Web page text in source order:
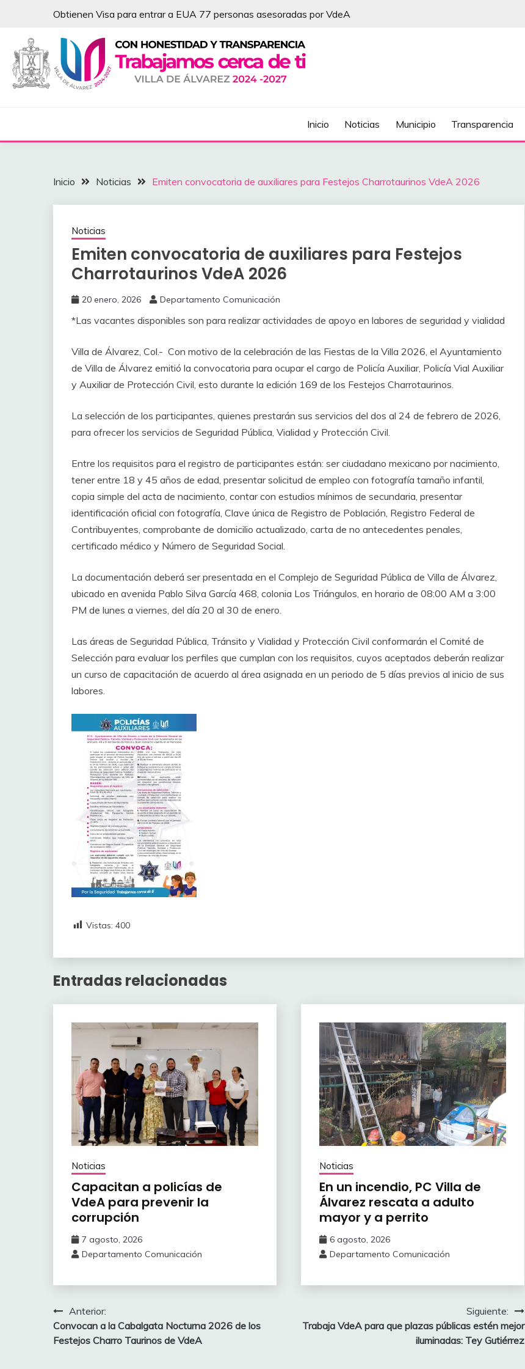
contenido
Obtienen Visa para entrar a EUA 77 personas asesoradas por VdeA
NOTICIAS – VILLA DEL ÁLVAREZ
Inicio Noticias Municipio Transparencia
Inicio Noticias Emiten convocatoria de auxiliares para Festejos Charrotaurinos VdeA 2026
Noticias
Emiten convocatoria de auxiliares para Festejos
Charrotaurinos VdeA 2026
20 enero, 2026 Departamento Comunicación
*Las vacantes disponibles son para realizar actividades de apoyo en labores de seguridad y vialidad
Villa de Álvarez, Col.- Con motivo de la celebración de las Fiestas de la Villa 2026, el Ayuntamiento
de Villa de Álvarez emitió la convocatoria para ocupar el cargo de Policía Auxiliar, Policía Vial Auxiliar
y Auxiliar de Protección Civil, esto durante la edición 169 de los Festejos Charrotaurinos.
La selección de los participantes, quienes prestarán sus servicios del dos al 24 de febrero de 2026,
para ofrecer los servicios de Seguridad Pública, Vialidad y Protección Civil.
Entre los requisitos para el registro de participantes están: ser ciudadano mexicano por nacimiento,
tener entre 18 y 45 años de edad, presentar solicitud de empleo con fotografía tamaño infantil,
copia simple del acta de nacimiento, contar con estudios mínimos de secundaria, presentar
identificación oficial con fotografía, Clave única de Registro de Población, Registro Federal de
Contribuyentes, comprobante de domicilio actualizado, carta de no antecedentes penales,
certificado médico y Número de Seguridad Social.
La documentación deberá ser presentada en el Complejo de Seguridad Pública de Villa de Álvarez,
ubicado en avenida Pablo Silva García 468, colonia Los Triángulos, en horario de 08:00 AM a 3:00
PM de lunes a viernes, del día 20 al 30 de enero.
Las áreas de Seguridad Pública, Tránsito y Vialidad y Protección Civil conformarán el Comité de
Selección para evaluar los perfiles que cumplan con los requisitos, cuyos aceptados deberán realizar
un curso de capacitación de acuerdo al área asignada en un periodo de 5 días previos al inicio de sus
labores.
Vistas: 400
Entradas relacionadas
Noticias
Capacitan a policías de
VdeA ‎para prevenir la
corrupción
7 agosto, 2026
Departamento Comunicación
Noticias
En un incendio, PC Villa de
Álvarez ‎rescata a adulto
mayor y a perrito
6 agosto, 2026
Departamento Comunicación
Navegación
de
Anterior:
Convocan a la Cabalgata Nocturna 2026 de los
Festejos Charro Taurinos de VdeA
Siguiente:
Trabaja VdeA para que plazas públicas estén mejor
iluminadas: Tey Gutiérrez